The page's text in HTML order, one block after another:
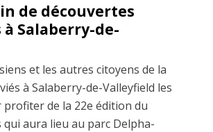
de découvertes
Salaberry-de-
et les autres citoyens de la
à Salaberry-de-Valleyfield les
de la 22e édition du
qui aura lieu au parc Delpha-